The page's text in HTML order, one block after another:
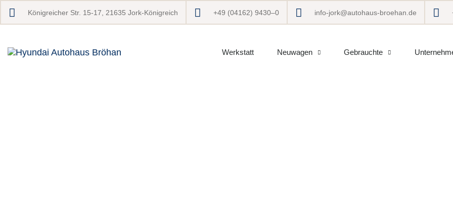
Königreicher Str. 15-17, 21635 Jork-Königreich +49 (04162) 9430–0 info-jork@autohaus-broehan.de
Werkstatt Neuwagen Gebrauchte